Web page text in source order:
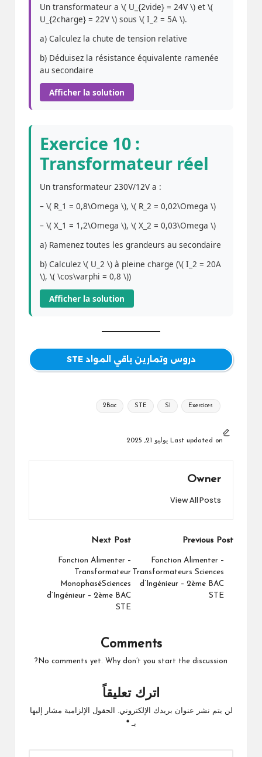
Un transformateur a \( U_{2vide} = 24V \) et \(
U_{2charge} = 22V \) sous \( I_2 = 5A \).
a) Calculez la chute de tension relative
b) Déduisez la résistance équivalente ramenée
au secondaire
Afficher la solution
Exercice 10 :
Transformateur réel
Un transformateur 230V/12V a :
– \( R_1 = 0,8\Omega \), \( R_2 = 0,02\Omega \)
– \( X_1 = 1,2\Omega \), \( X_2 = 0,03\Omega \)
a) Ramenez toutes les grandeurs au secondaire
b) Calculez \( U_2 \) à pleine charge (\( I_2 = 20A
\), \( \cos\varphi = 0,8 \))
Afficher la solution
دروس وتمارين باقي المواد STE
Tags:
2Bac STE SI Exercices
Last updated on يوليو 21, 2025
Owner
View All Posts
Post
navigation
Previous Post
Fonction Alimenter –
Transformateurs Sciences
d’Ingénieur – 2ème BAC
STE
Next Post
Fonction Alimenter –
Transformateur
MonophaséSciences
d’Ingénieur – 2ème BAC
STE
Comments
No comments yet. Why don’t you start the discussion?
اترك تعليقاً
لن يتم نشر عنوان بريدك الإلكتروني.
الحقول الإلزامية مشار إليها
بـ*